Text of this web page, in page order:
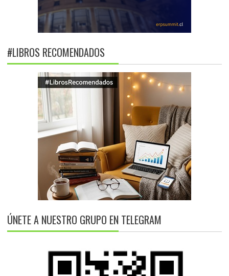
#LIBROS RECOMENDADOS
ÚNETE A NUESTRO GRUPO EN TELEGRAM